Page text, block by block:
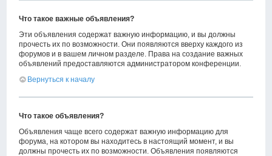
Что такое важные объявления?
Эти объявления содержат важную информацию, и вы должны
прочесть их по возможности. Они появляются вверху каждого из
форумов и в вашем личном разделе. Права на создание важных
объявлений предоставляются администратором конференции.
Вернуться к началу
Что такое объявления?
Объявления чаще всего содержат важную информацию для
форума, на котором вы находитесь в настоящий момент, и вы
должны прочесть их по возможности. Объявления появляются